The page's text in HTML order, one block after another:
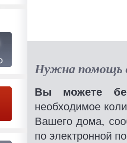
Нужна помощь
Вы можете
необходимое
Вашего дома,
по электронной